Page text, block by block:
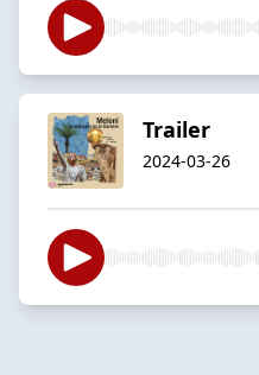
Trailer
2024-03-26